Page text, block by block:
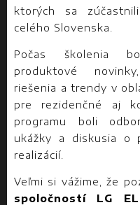
ktorých sa
celého Slovenska.
Počas školenia
produktové
riešenia a trendy v
pre rezidenčné aj
programu boli
ukážky a diskusia o
realizácií.
Veľmi si vážime, že
spoločností LG